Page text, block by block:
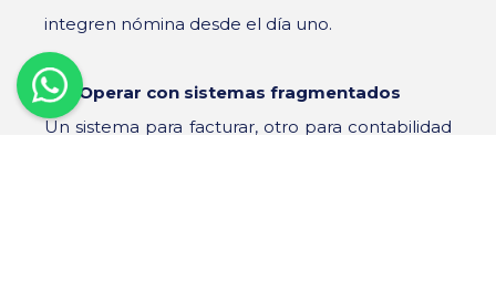
integren nómina desde el día uno.
6. Operar con sistemas fragmentados
Un sistema para facturar, otro para contabilidad